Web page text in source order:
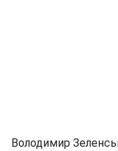
Володимир